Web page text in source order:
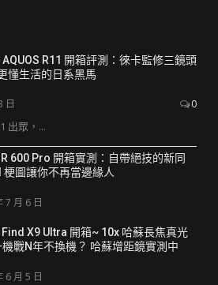
R11 開箱評測：徠卡監修三鏡頭
懂生活的日系黑馬
日 0
出眾，...
600 Pro 開箱實測：自帶絕技的新同
梗圖讓你不再當邊緣人
7 月 6 日
Find X9 Ultra 開箱~ 10x 哈蘇長焦真光
戰N年不換機？ 哈蘇增距鏡實測中
6 月 5 日